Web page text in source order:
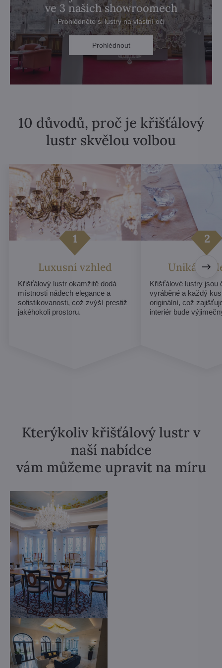
ve 3 našich showroomech
Prohlédněte si lustry na vlastní oči
Prohlédnout
10 důvodů, proč je křišťálový
lustr skvělou volbou
Luxusní vzhled
Křišťálový lustr okamžitě dodá
místnosti nádech elegance a
sofistikovanosti, což zvýší prestiž
jakéhokoli prostoru.
Unikátní
Křišťálové lustry jsou
vyráběné a každý
originální, což
interiér bude
Kterýkoliv křišťálový lustr v
naší nabídce
vám můžeme upravit na míru